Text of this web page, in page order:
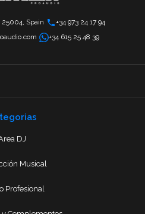
Spain
+34 973 24 17 94
+34 615 25 48 39
DJ
Musical
Profesional